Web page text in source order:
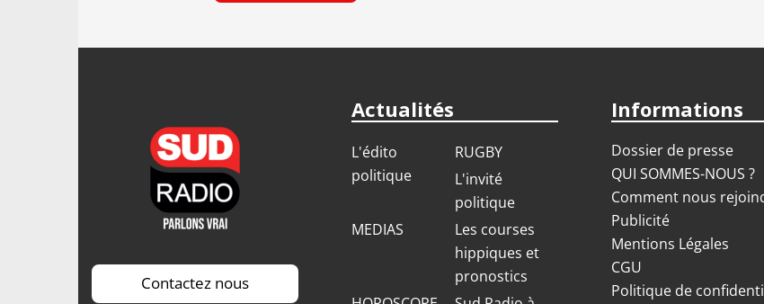
Saison 2023 / 2024
Saison 2021 / 2022
Contactez nous
Actualités
L'édito
politique
RUGBY
L'invité
politique
MEDIAS
Les courses
hippiques et
pronostics
Informations
Dossier de presse
QUI SOMMES-NOUS ?
Comment nous
Publicité
Mentions Légales
CGU
Politique de